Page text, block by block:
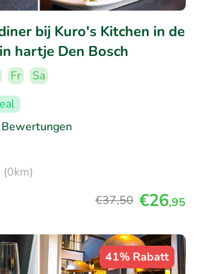
bij Kuro's Kitchen in de
hartje Den Bosch
Fr
Sa
€37,50 €26,95
41% Rabatt